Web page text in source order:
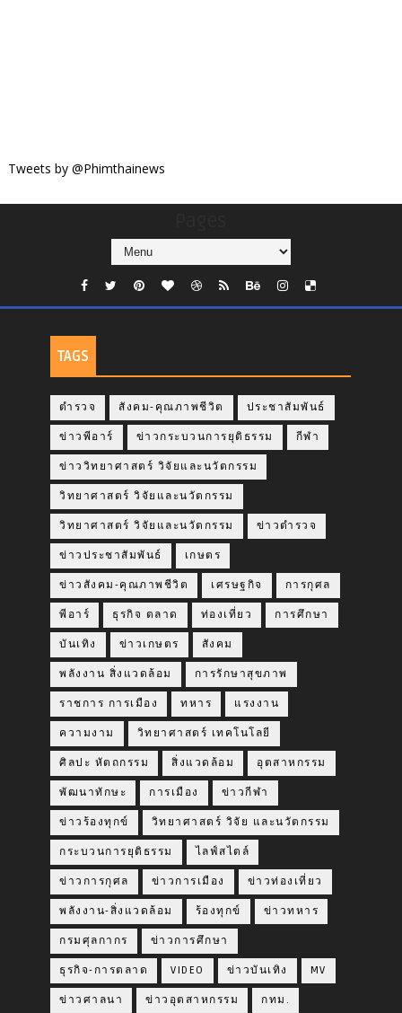
Tweets by @Phimthainews
TAGS
ตำรวจ สังคม-คุณภาพชีวิต ประชาสัมพันธ์
ข่าวพีอาร์ ข่าวกระบวนการยุติธรรม กีฬา
ข่าววิทยาศาสตร์ วิจัยและนวัตกรรม
วิทยาศาสตร์ วิจัยและนวัตกรรม
วิทยาศาสตร์ วิจัยและนวัตกรรม ข่าวตำรวจ
ข่าวประชาสัมพันธ์ เกษตร
ข่าวสังคม-คุณภาพชีวิต เศรษฐกิจ การกุศล
พีอาร์ ธุรกิจ ตลาด ท่องเที่ยว การศึกษา
บันเทิง ข่าวเกษตร สังคม
พลังงาน สิ่งแวดล้อม การรักษาสุขภาพ
ราชการ การเมือง ทหาร แรงงาน
ความงาม วิทยาศาสตร์ เทคโนโลยี
ศิลปะ หัตถกรรม สิ่งแวดล้อม อุตสาหกรรม
พัฒนาทักษะ การเมือง ข่าวกีฬา
ข่าวร้องทุกข์ วิทยาศาสตร์ วิจัย และนวัตกรรม
กระบวนการยุติธรรม ไลฟ์สไตล์
ข่าวการกุศล ข่าวการเมือง ข่าวท่องเที่ยว
พลังงาน-สิ่งแวดล้อม ร้องทุกข์ ข่าวทหาร
กรมศุลกากร ข่าวการศึกษา
ธุรกิจ-การตลาด VIDEO ข่าวบันเทิง MV
ข่าวศาลนา ข่าวอุตสาหกรรม กทม.